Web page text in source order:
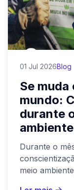
01 Jul 2026Blog
Se muda
mundo:
durante
ambiente
Durante o
meio